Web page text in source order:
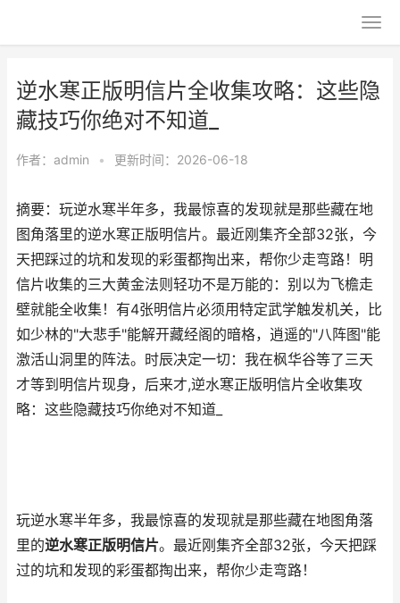
逆水寒正版明信片全收集攻略：这些隐
藏技巧你绝对不知道_
作者： admin • 更新时间：2026-06-18
摘要：玩逆水寒半年多，我最惊喜的发现就是那些藏在地
图角落里的逆水寒正版明信片。最近刚集齐全部32张，今
天把踩过的坑和发现的彩蛋都掏出来，帮你少走弯路！明
信片收集的三大黄金法则轻功不是万能的：别以为飞檐走
壁就能全收集！有4张明信片必须用特定武学触发机关，比
如少林的"大悲手"能解开藏经阁的暗格，逍遥的"八阵图"能
激活山洞里的阵法。时辰决定一切：我在枫华谷等了三天
才等到明信片现身，后来才,逆水寒正版明信片全收集攻
略：这些隐藏技巧你绝对不知道_
玩逆水寒半年多，我最惊喜的发现就是那些藏在地图角落
里的逆水寒正版明信片。最近刚集齐全部32张，今天把踩
过的坑和发现的彩蛋都掏出来，帮你少走弯路！